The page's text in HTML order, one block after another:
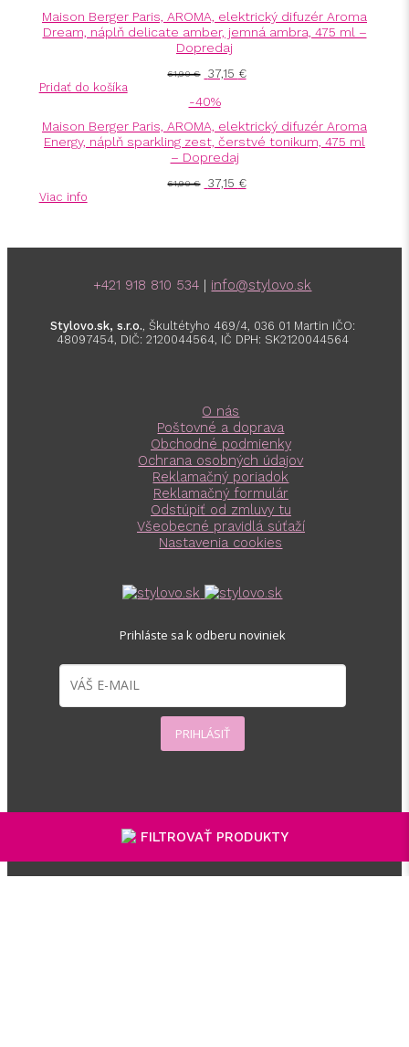
FILTROVAŤ PRODUKTY
Maison Berger Paris, AROMA, elektrický difuzér Aroma
Dream, náplň delicate amber, jemná ambra, 475 ml –
Dopredaj
61,90€ 37,15 €
Pridať do košíka
-40%
Maison Berger Paris, AROMA, elektrický difuzér Aroma
Energy, náplň sparkling zest, čerstvé tonikum, 475 ml
– Dopredaj
61,90€ 37,15 €
Viac info
+421 918 810 534 | info@stylovo.sk
Stylovo.sk, s.r.o. , Škultétyho 469/4, 036 01 Martin IČO:
48097454, DIČ: 2120044564, IČ DPH: SK2120044564
O nás
Poštovné a doprava
Obchodné podmienky
Ochrana osobných údajov
Reklamačný poriadok
Reklamačný formulár
Odstúpiť od zmluvy tu
Všeobecné pravidlá súťaží
Nastavenia cookies
Prihláste sa k odberu noviniek
PRIHLÁSIŤ